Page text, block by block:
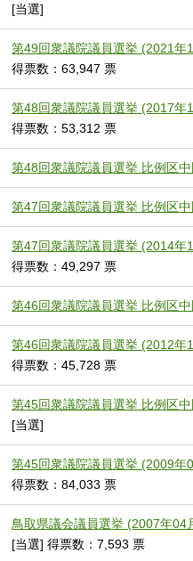
[当選]
第49回衆議院議員選挙 (2021年
得票数：63,947 票
第48回衆議院議員選挙 (2017年
得票数：53,312 票
第48回衆議院議員選挙 比例区
第47回衆議院議員選挙 比例区
第47回衆議院議員選挙 (2014年
得票数：49,297 票
第46回衆議院議員選挙 比例区
第46回衆議院議員選挙 (2012年
得票数：45,728 票
第45回衆議院議員選挙 比例区
[当選]
第45回衆議院議員選挙 (2009年
得票数：84,033 票
鳥取県議会議員選挙 (2007年04
[当選] 得票数：7,593 票